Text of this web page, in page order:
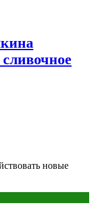
новые